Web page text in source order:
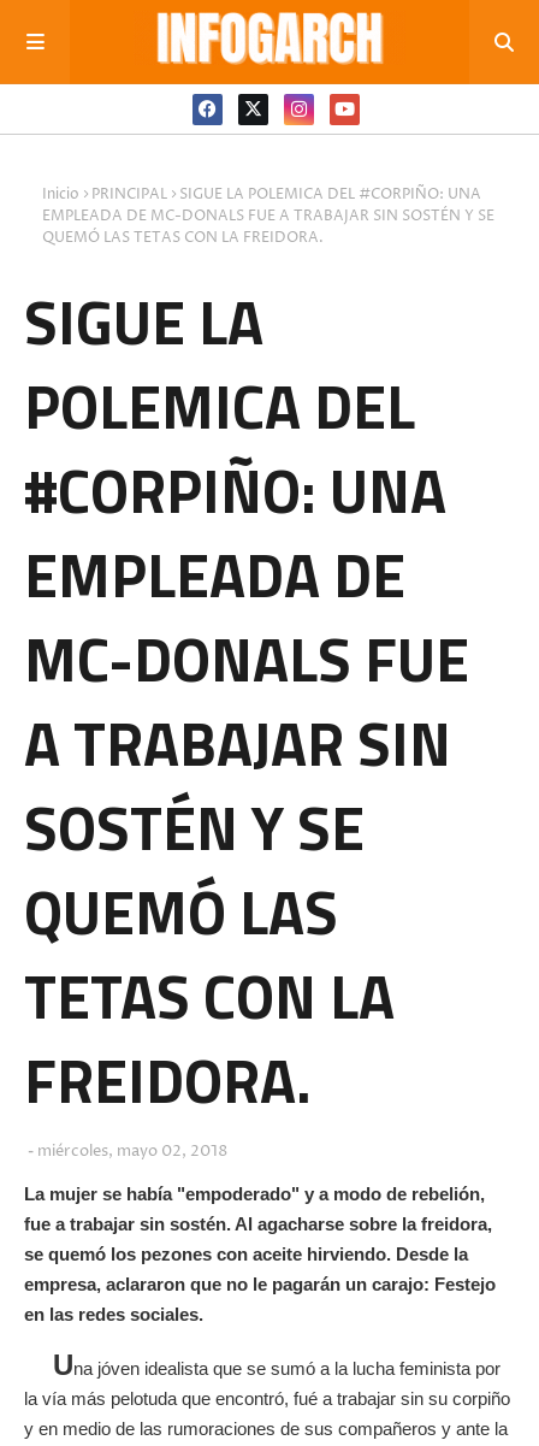
Inicio PRINCIPAL
SIGUE LA POLEMICA DEL #CORPIÑO: UNA
EMPLEADA DE MC-DONALS FUE A TRABAJAR SIN SOSTÉN Y SE
QUEMÓ LAS TETAS CON LA FREIDORA.
SIGUE LA
POLEMICA DEL
#CORPIÑO: UNA
EMPLEADA DE
MC-DONALS FUE
A TRABAJAR SIN
SOSTÉN Y SE
QUEMÓ LAS
TETAS CON LA
FREIDORA.
miércoles, mayo 02, 2018
La mujer se había "empoderado" y a modo de rebelión,
fue a trabajar sin sostén. Al agacharse sobre la freidora,
se quemó los pezones con aceite hirviendo. Desde la
empresa, aclararon que no le pagarán un carajo: Festejo
en las redes sociales.
Una jóven idealista que se sumó a la lucha feminista por
la vía más pelotuda que encontró, fué a trabajar sin su corpiño
y en medio de las rumoraciones de sus compañeros y ante la